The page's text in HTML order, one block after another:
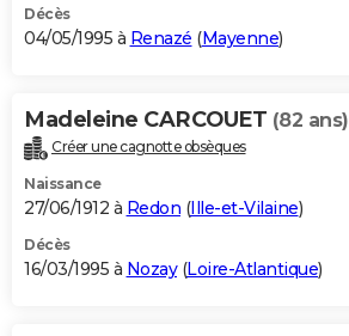
Décès
04/05/1995 à Renazé (Mayenne)
Madeleine CARCOUET (82 ans)
Créer une cagnotte obsèques
Naissance
27/06/1912 à Redon (Ille-et-Vilaine)
Décès
16/03/1995 à Nozay(Loire-Atlantique)